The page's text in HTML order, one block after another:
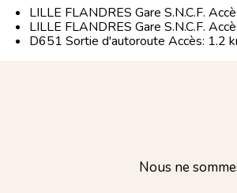
LILLE FLANDRES Gare S.N.C.F.
LILLE FLANDRES Gare S.N.C.F.
D651 Sortie d'autoroute Accès:
Nous ne